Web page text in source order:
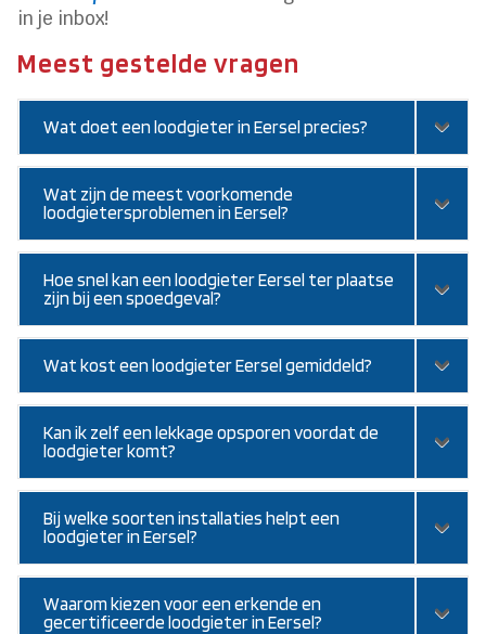
in je inbox!
Meest gestelde vragen
Wat doet een loodgieter in Eersel precies?
Wat zijn de meest voorkomende
loodgietersproblemen in Eersel?
Hoe snel kan een loodgieter Eersel ter plaatse
zijn bij een spoedgeval?
Wat kost een loodgieter Eersel gemiddeld?
Kan ik zelf een lekkage opsporen voordat de
loodgieter komt?
Bij welke soorten installaties helpt een
loodgieter in Eersel?
Waarom kiezen voor een erkende en
gecertificeerde loodgieter in Eersel?